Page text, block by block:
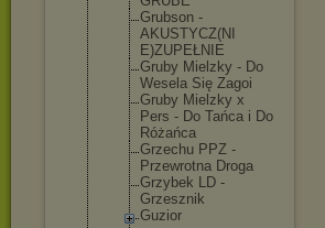
Grubson -
AKUSTYCZ(NI
E)ZUPEŁNIE
Gruby Mielzky - Do
Wesela Się Zagoi
Gruby Mielzky x
Pers - Do Tańca i Do
Różańca
Grzechu PPZ -
Przewrotna Droga
Grzybek LD -
Grzesznik
Guzior